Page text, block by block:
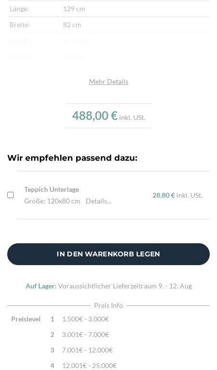
Länge:
129 cm
Breite:
82 cm
Schafwolle
Neu
Highlights:
Klassisches Kelimmotiv, Natürliche Schafwolle,
Traditionell handgewebt
Mehr Details
488,00 € inkl. USt.
Wir empfehlen passend dazu:
Teppich Unterlage
Größe: 120x80 cm
Details...
28,80 € inkl. USt.
IN DEN WARENKORB LEGEN
Auf Lager: Voraussichtlicher Lieferzeitraum 9. - 12. Aug
Preis Info
Preislevel
1
1.500€ - 3.000€
2
3.001€ - 7.000€
3
7.001€ - 12.000€
4
12.001€ - 25.000€